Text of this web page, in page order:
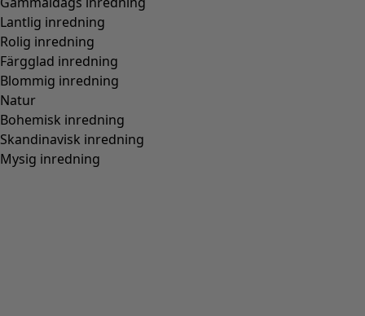
Lantlig inredning
Rolig inredning
Färgglad inredning
Blommig inredning
Natur
Bohemisk inredning
Skandinavisk inredning
Mysig inredning